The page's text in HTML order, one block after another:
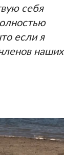
себя
если я
наших